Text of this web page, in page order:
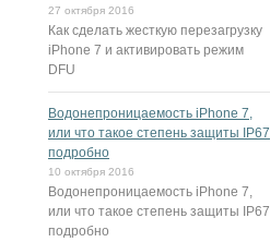
27 октября 2016
Как сделать жесткую перезагрузку
iPhone 7 и активировать режим
DFU
Водонепроницаемость iPhone 7,
или что такое степень защиты IP67
подробно
10 октября 2016
Водонепроницаемость iPhone 7,
или что такое степень защиты IP67
подробно